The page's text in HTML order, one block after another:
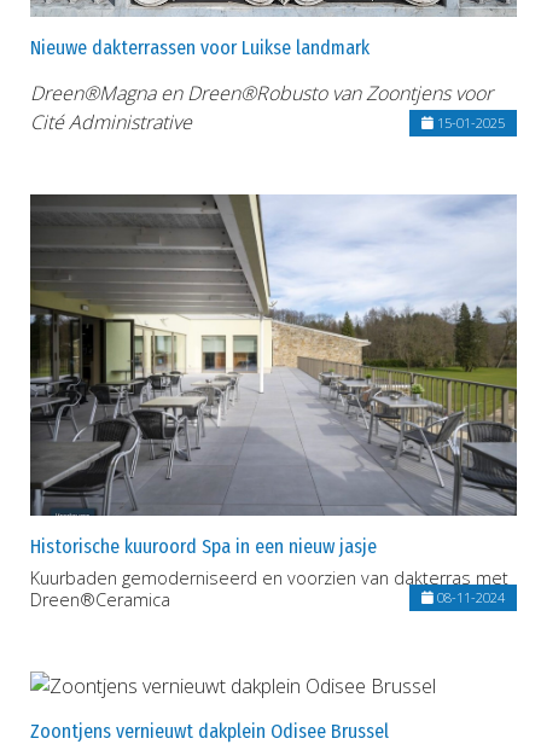
Nieuwe dakterrassen voor Luikse landmark
Dreen®Magna en Dreen®Robusto van Zoontjens voor
Cité Administrative
15-01-2025
Historische kuuroord Spa in een nieuw jasje
Kuurbaden gemoderniseerd en voorzien van dakterras met
Dreen®Ceramica
08-11-2024
Zoontjens vernieuwt dakplein Odisee Brussel